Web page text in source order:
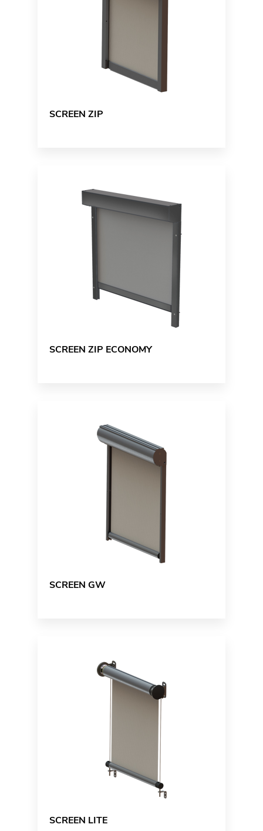
SCREEN ZIP
SCREEN ZIP ECONOMY
SCREEN GW
SCREEN LITE